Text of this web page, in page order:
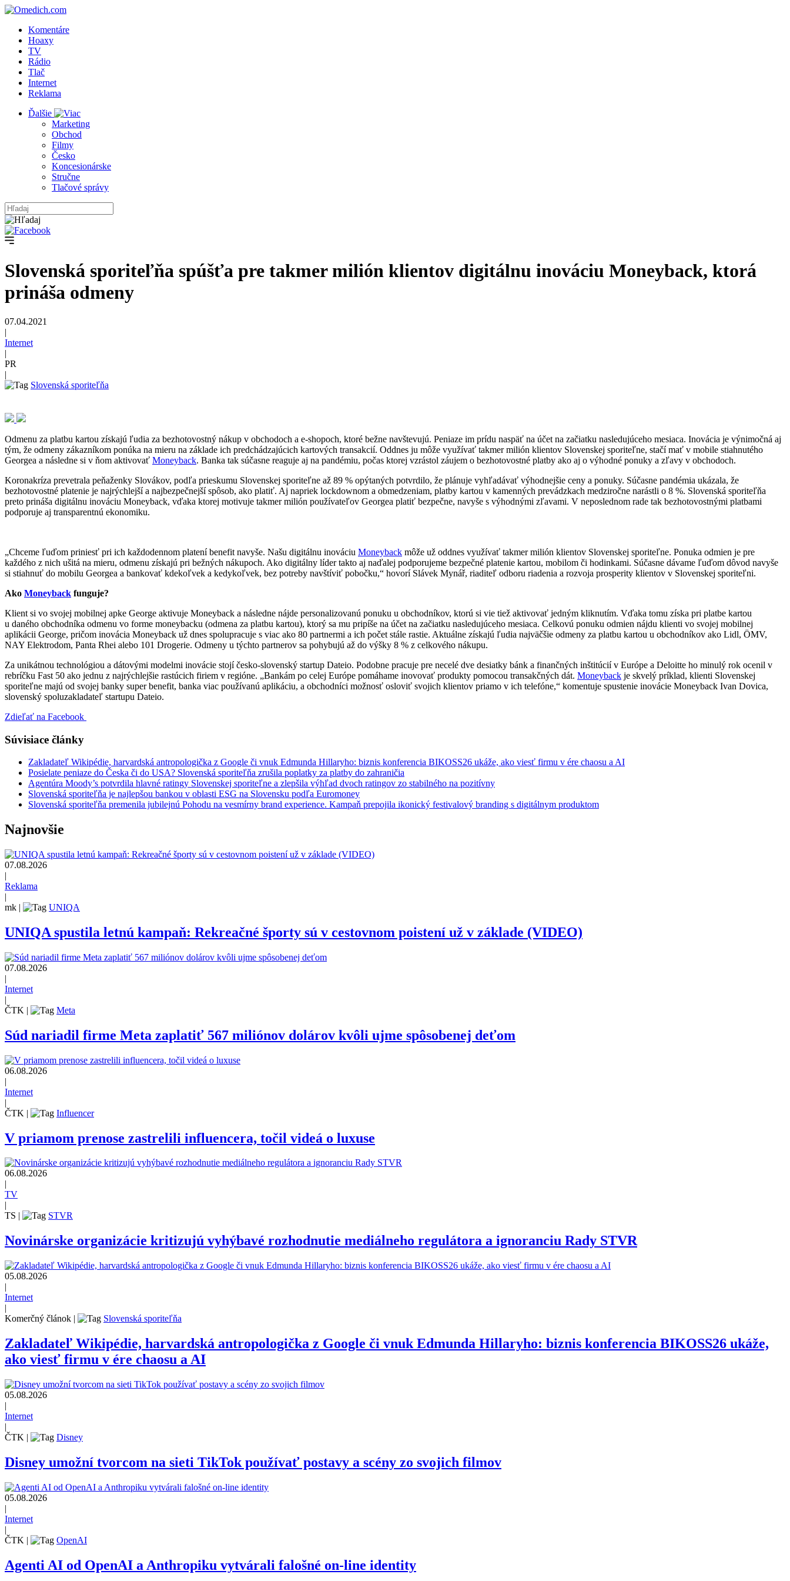
Komentáre
Hoaxy
TV
Rádio
Tlač
Internet
Reklama
Ďalšie
Marketing
Obchod
Filmy
Česko
Koncesionárske
Stručne
Tlačové správy
Slovenská sporiteľňa spúšťa pre takmer milión klientov digitálnu inováciu Moneyback, ktorá
prináša odmeny
07.04.2021
|
Internet
|
PR
|
Slovenská sporiteľňa
Odmenu za platbu kartou získajú ľudia za bezhotovostný nákup v obchodoch a e-shopoch, ktoré bežne navštevujú. Peniaze im prídu naspäť na účet na začiatku nasledujúceho mesiaca. Inovácia je výnimočná aj
tým, že odmeny zákazníkom ponúka na mieru na základe ich predchádzajúcich kartových transakcií. Oddnes ju môže využívať takmer milión klientov Slovenskej sporiteľne, stačí mať v mobile stiahnutého
Georgea a následne si v ňom aktivovať Moneyback. Banka tak súčasne reaguje aj na pandémiu, počas ktorej vzrástol záujem o bezhotovostné platby ako aj o výhodné ponuky a zľavy v obchodoch.
Koronakríza prevetrala peňaženky Slovákov, podľa prieskumu Slovenskej sporiteľne až 89 % opýtaných potvrdilo, že plánuje vyhľadávať výhodnejšie ceny a ponuky. Súčasne pandémia ukázala, že
bezhotovostné platenie je najrýchlejší a najbezpečnejší spôsob, ako platiť. Aj napriek lockdownom a obmedzeniam, platby kartou v kamenných prevádzkach medziročne narástli o 8 %. Slovenská sporiteľňa
preto prináša digitálnu inováciu Moneyback, vďaka ktorej motivuje takmer milión používateľov Georgea platiť bezpečne, navyše s výhodnými zľavami. V neposlednom rade tak bezhotovostnými platbami
podporuje aj transparentnú ekonomiku.
„Chceme ľuďom priniesť pri ich každodennom platení benefit navyše. Našu digitálnu inováciu Moneyback môže už oddnes využívať takmer milión klientov Slovenskej sporiteľne. Ponuka odmien je pre
každého z nich ušitá na mieru, odmenu získajú pri bežných nákupoch. Ako digitálny líder takto aj naďalej podporujeme bezpečné platenie kartou, mobilom či hodinkami. Súčasne dávame ľuďom dôvod navyše
si stiahnuť do mobilu Georgea a bankovať kdekoľvek a kedykoľvek, bez potreby navštíviť pobočku,“ hovorí Slávek Mynář, riaditeľ odboru riadenia a rozvoja prosperity klientov v Slovenskej sporiteľni.
Ako Moneyback funguje?
Klient si vo svojej mobilnej apke George aktivuje Moneyback a následne nájde personalizovanú ponuku u obchodníkov, ktorú si vie tiež aktivovať jedným kliknutím. Vďaka tomu získa pri platbe kartou
u daného obchodníka odmenu vo forme moneybacku (odmena za platbu kartou), ktorý sa mu pripíše na účet na začiatku nasledujúceho mesiaca. Celkovú ponuku odmien nájdu klienti vo svojej mobilnej
aplikácii George, pričom inovácia Moneyback už dnes spolupracuje s viac ako 80 partnermi a ich počet stále rastie. Aktuálne získajú ľudia najväčšie odmeny za platbu kartou u obchodníkov ako Lidl, ÖMV,
NAY Elektrodom, Panta Rhei alebo 101 Drogerie. Odmeny u týchto partnerov sa pohybujú až do výšky 8 % z celkového nákupu.
Za unikátnou technológiou a dátovými modelmi inovácie stojí česko-slovenský startup Dateio. Podobne pracuje pre necelé dve desiatky bánk a finančných inštitúcií v Európe a Deloitte ho minulý rok ocenil v
rebríčku Fast 50 ako jednu z najrýchlejšie rastúcich firiem v regióne. „Bankám po celej Európe pomáhame inovovať produkty pomocou transakčných dát. Moneyback je skvelý príklad, klienti Slovenskej
sporiteľne majú od svojej banky super benefit, banka viac používanú aplikáciu, a obchodníci možnosť osloviť svojich klientov priamo v ich telefóne,“ komentuje spustenie inovácie Moneyback Ivan Dovica,
slovenský spoluzakladateľ startupu Dateio.
Zdieľať na Facebook
Súvisiace články
Zakladateľ Wikipédie, harvardská antropologička z Google či vnuk Edmunda Hillaryho: biznis konferencia BIKOSS26 ukáže, ako viesť firmu v ére chaosu a AI
Posielate peniaze do Česka či do USA? Slovenská sporiteľňa zrušila poplatky za platby do zahraničia
Agentúra Moody’s potvrdila hlavné ratingy Slovenskej sporiteľne a zlepšila výhľad dvoch ratingov zo stabilného na pozitívny
Slovenská sporiteľňa je najlepšou bankou v oblasti ESG na Slovensku podľa Euromoney
Slovenská sporiteľňa premenila jubilejnú Pohodu na vesmírny brand experience. Kampaň prepojila ikonický festivalový branding s digitálnym produktom
Najnovšie
07.08.2026
|
Reklama
|
mk | UNIQA
UNIQA spustila letnú kampaň: Rekreačné športy sú v cestovnom poistení už v základe (VIDEO)
07.08.2026
|
Internet
|
ČTK | Meta
Súd nariadil firme Meta zaplatiť 567 miliónov dolárov kvôli ujme spôsobenej deťom
06.08.2026
|
Internet
|
ČTK | Influencer
V priamom prenose zastrelili influencera, točil videá o luxuse
06.08.2026
TV
TS
STVR
Novinárske organizácie kritizujú vyhýbavé rozhodnutie mediálneho regulátora a ignoranciu Rady STVR
05.08.2026
|
Internet
|
Komerčný článok | Slovenská sporiteľňa
Zakladateľ Wikipédie, harvardská antropologička z Google či vnuk Edmunda Hillaryho: biznis konferencia BIKOSS26 ukáže,
ako viesť firmu v ére chaosu a AI
05.08.2026
|
Internet
|
ČTK | Disney
Disney umožní tvorcom na sieti TikTok používať postavy a scény zo svojich filmov
05.08.2026
|
Internet
|
ČTK | OpenAI
Agenti AI od OpenAI a Anthropiku vytvárali falošné on-line identity